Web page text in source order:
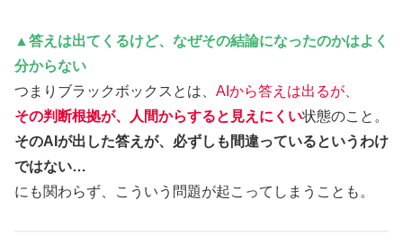
▲ 答えは出てくるけど、なぜその結論になったのかはよく
分からない
つまりブラックボックスとは、 AIから答えは出るが
その判断根拠が、人間からすると見えにくい状態のこと。
そのAIが出した答えが、必ずしも間違っているというわけ
ではない…
にも関わらず、こういう問題が起こってしまうことも。